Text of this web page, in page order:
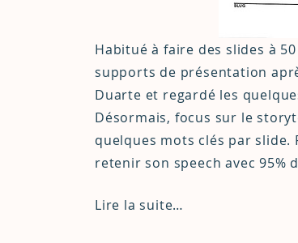
Habitué à faire des slides à
supports de présentation
Duarte et regardé les
Désormais, focus sur le
quelques mots clés par
retenir son speech avec 95%
Lire la suite…